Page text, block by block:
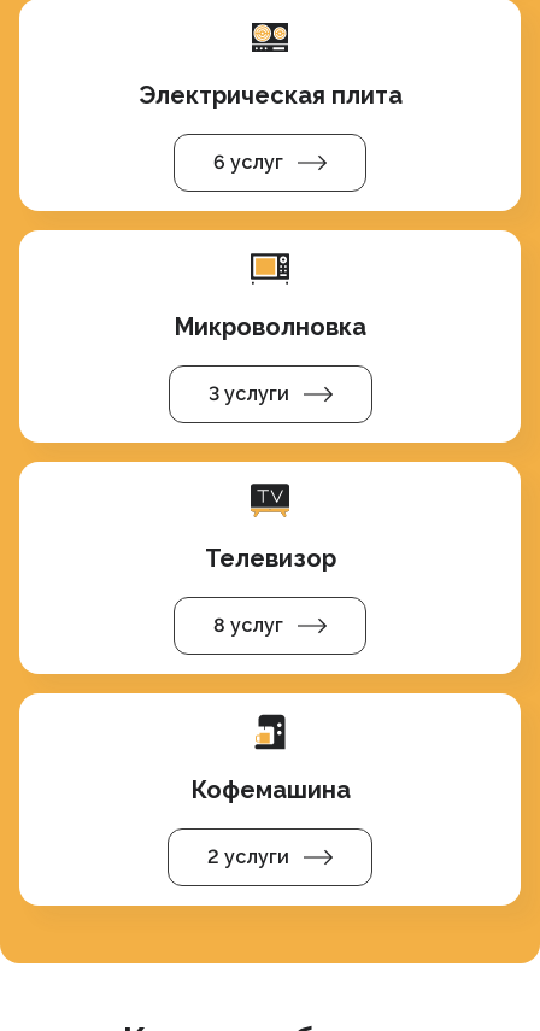
Электрическая плита
6 услуг
Микроволновка
3 услуги
Телевизор
8 услуг
Кофемашина
2 услуги